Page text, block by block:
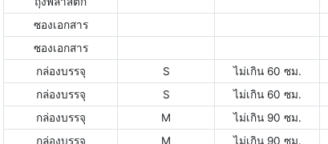
ซองเอกสาร
ซองเอกสาร
กล่องบรรจุ
S ไม่เกิน 60 ซม.
กล่องบรรจุ
S ไม่เกิน 60 ซม.
กล่องบรรจุ
M ไม่เกิน 90 ซม.
กล่องบรรจุ
M ไม่เกิน 90 ซม.